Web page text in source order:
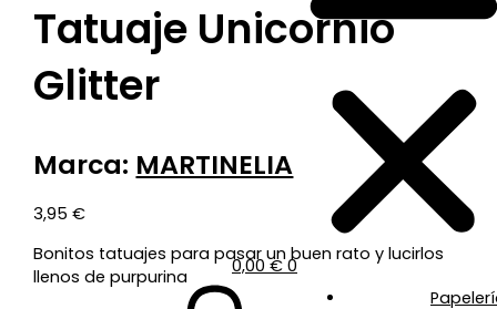
0,00€ 0
Tatuaje Unicornio
Glitter
Marca: MARTINELIA
3,95€
Bonitos tatuajes para pasar un buen rato y lucirlos
llenos de purpurina